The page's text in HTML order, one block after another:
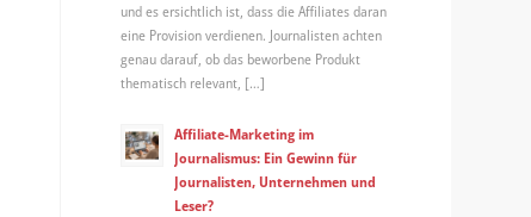
und es ersichtlich ist, dass die Affiliates daran
eine Provision verdienen. Journalisten achten
genau darauf, ob das beworbene Produkt
thematisch relevant, […]
Affiliate-Marketing im
Journalismus: Ein Gewinn für
Journalisten, Unternehmen und
Leser?